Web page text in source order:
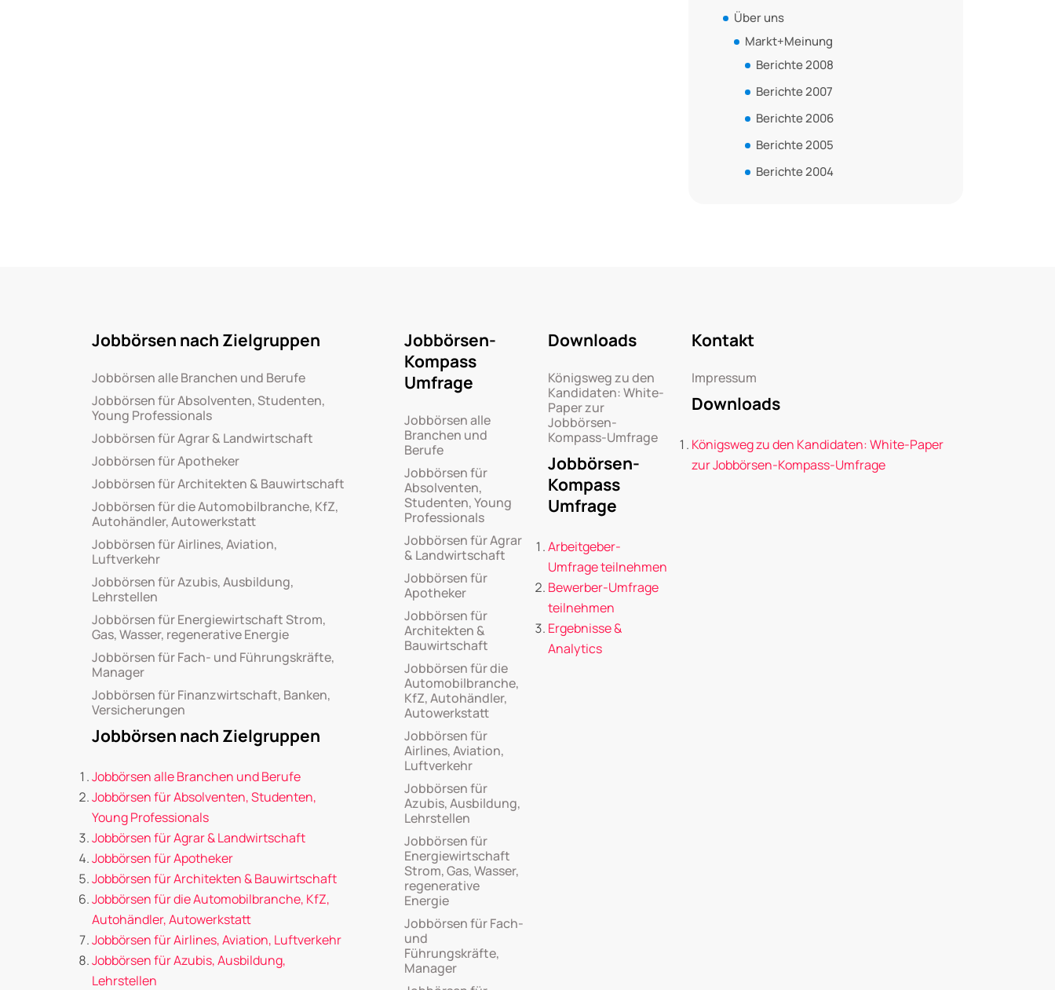
Über uns
Markt+Meinung
Berichte 2008
Berichte 2007
Berichte 2006
Berichte 2005
Berichte 2004
Jobbörsen nach Zielgruppen
Jobbörsen alle Branchen und Berufe
Jobbörsen für Absolventen, Studenten,
Young Professionals
Jobbörsen für Agrar & Landwirtschaft
Jobbörsen für Apotheker
Jobbörsen für Architekten & Bauwirtschaft
Jobbörsen für die Automobilbranche, KfZ,
Autohändler, Autowerkstatt
Jobbörsen für Airlines, Aviation,
Luftverkehr
Jobbörsen für Azubis, Ausbildung,
Lehrstellen
Jobbörsen für Energiewirtschaft Strom,
Gas, Wasser, regenerative Energie
Jobbörsen für Fach- und Führungskräfte,
Manager
Jobbörsen für Finanzwirtschaft, Banken,
Versicherungen
Jobbörsen nach Zielgruppen
Jobbörsen alle Branchen und Berufe
Jobbörsen für Absolventen, Studenten,
Young Professionals
Jobbörsen für Agrar & Landwirtschaft
Jobbörsen für Apotheker
Jobbörsen für Architekten & Bauwirtschaft
Jobbörsen für die Automobilbranche, KfZ,
Autohändler, Autowerkstatt
Jobbörsen für Airlines, Aviation, Luftverkehr
Jobbörsen für Azubis, Ausbildung,
Lehrstellen
Jobbörsen-
Kompass
Umfrage
Jobbörsen alle
Branchen und
Berufe
Jobbörsen für
Absolventen,
Studenten, Young
Professionals
Jobbörsen für Agrar
& Landwirtschaft
Jobbörsen für
Apotheker
Jobbörsen für
Architekten &
Bauwirtschaft
Jobbörsen für die
Automobilbranche,
KfZ, Autohändler,
Autowerkstatt
Jobbörsen für
Airlines, Aviation,
Luftverkehr
Jobbörsen für
Azubis, Ausbildung,
Lehrstellen
Jobbörsen für
Energiewirtschaft
Strom, Gas, Wasser,
regenerative
Energie
Jobbörsen für Fach-
und
Führungskräfte,
Manager
Downloads
Königsweg zu den
Kandidaten: White-
Paper zur
Jobbörsen-
Kompass-Umfrage
Jobbörsen-
Kompass
Umfrage
Arbeitgeber-
Umfrage teilnehmen
Bewerber-Umfrage
teilnehmen
Ergebnisse &
Analytics
Kontakt
Impressum
Downloads
Königsweg zu den Kandidaten: White-Paper
zur Jobbörsen-Kompass-Umfrage